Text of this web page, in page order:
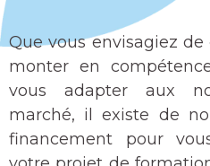
Que vous envisagiez
monter en
vous adapter aux
marché, il existe de
financement pour